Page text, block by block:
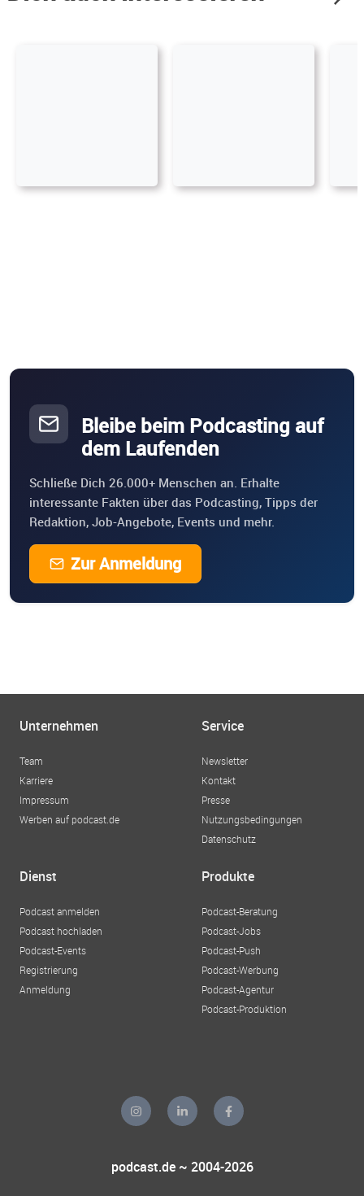
Bleibe beim Podcasting auf
dem Laufenden
Schließe Dich 26.000+ Menschen an. Erhalte
interessante Fakten über das Podcasting, Tipps der
Redaktion, Job-Angebote, Events und mehr.
Zur Anmeldung
Unternehmen
Team
Karriere
Impressum
Werben auf podcast.de
Service
Newsletter
Kontakt
Presse
Nutzungsbedingungen
Datenschutz
Dienst
Podcast anmelden
Podcast hochladen
Podcast-Events
Registrierung
Anmeldung
Produkte
Podcast-Beratung
Podcast-Jobs
Podcast-Push
Podcast-Werbung
Podcast-Agentur
Podcast-Produktion
podcast.de ~ 2004-2026